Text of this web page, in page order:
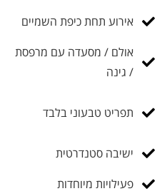
אירוע תחת כיפת השמיים
אולם / מסעדה עם מרפסת
/ גינה
תפריט טבעוני בלבד
ישיבה סטנדרטית
פעילויות מיוחדות